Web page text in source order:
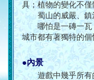
具；植物的變化不
蜀山的威嚴、鎮
哪怕是一磚一瓦，
城市都有著獨特的
●內景
遊戲中幾乎所有的